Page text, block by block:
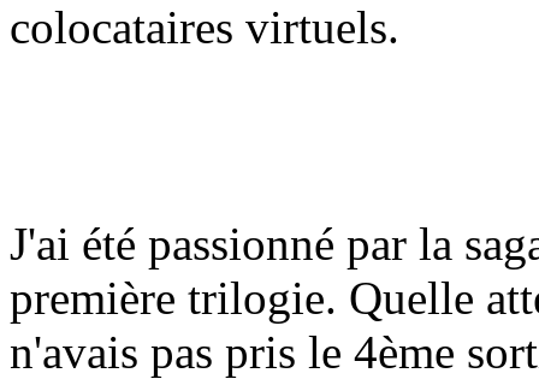
colocataires virtuels.
J'ai été passionné par la
première trilogie. Quelle
n'avais pas pris le 4ème